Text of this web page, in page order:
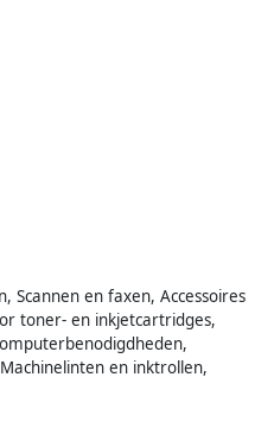
Scannen en faxen, Accessoires
toner- en inkjetcartridges,
en inktrollen,